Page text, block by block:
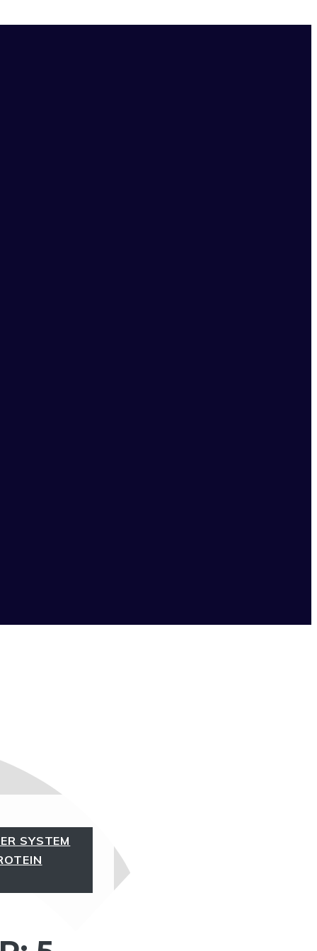
SYSTEM